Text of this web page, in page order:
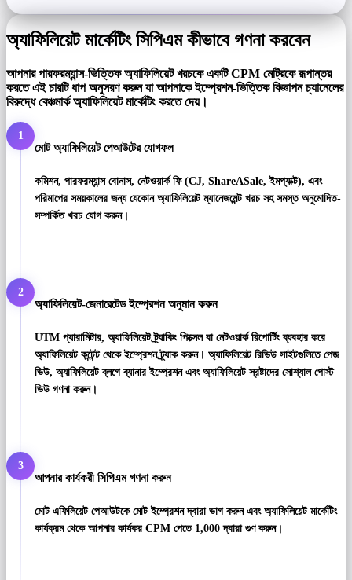
অ্যাফিলিয়েট মার্কেটিং সিপিএম কীভাবে গণনা করবেন
আপনার পারফরম্যান্স-ভিত্তিক অ্যাফিলিয়েট খরচকে একটি CPM মেট্রিকে রূপান্তর
করতে এই চারটি ধাপ অনুসরণ করুন যা আপনাকে ইম্প্রেশন-ভিত্তিক বিজ্ঞাপন চ্যানেলের
বিরুদ্ধে বেঞ্চমার্ক অ্যাফিলিয়েট মার্কেটিং করতে দেয়।
1
মোট অ্যাফিলিয়েট পেআউটের যোগফল
কমিশন, পারফরম্যান্স বোনাস, নেটওয়ার্ক ফি (CJ, ShareASale, ইমপ্যাক্ট), এবং
পরিমাপের সময়কালের জন্য যেকোন অ্যাফিলিয়েট ম্যানেজমেন্ট খরচ সহ সমস্ত অনুমোদিত-
সম্পর্কিত খরচ যোগ করুন।
2
অ্যাফিলিয়েট-জেনারেটেড ইম্প্রেশন অনুমান করুন
UTM প্যারামিটার, অ্যাফিলিয়েট ট্র্যাকিং পিক্সেল বা নেটওয়ার্ক রিপোর্টিং ব্যবহার করে
অ্যাফিলিয়েট কন্টেন্ট থেকে ইম্প্রেশন ট্র্যাক করুন। অ্যাফিলিয়েট রিভিউ সাইটগুলিতে পেজ
ভিউ, অ্যাফিলিয়েট ব্লগে ব্যানার ইম্প্রেশন এবং অ্যাফিলিয়েট স্রষ্টাদের সোশ্যাল পোস্ট
ভিউ গণনা করুন।
3
আপনার কার্যকরী সিপিএম গণনা করুন
মোট এফিলিয়েট পেআউটকে মোট ইম্প্রেশন দ্বারা ভাগ করুন এবং অ্যাফিলিয়েট মার্কেটিং
কার্যক্রম থেকে আপনার কার্যকর CPM পেতে 1,000 দ্বারা গুণ করুন।